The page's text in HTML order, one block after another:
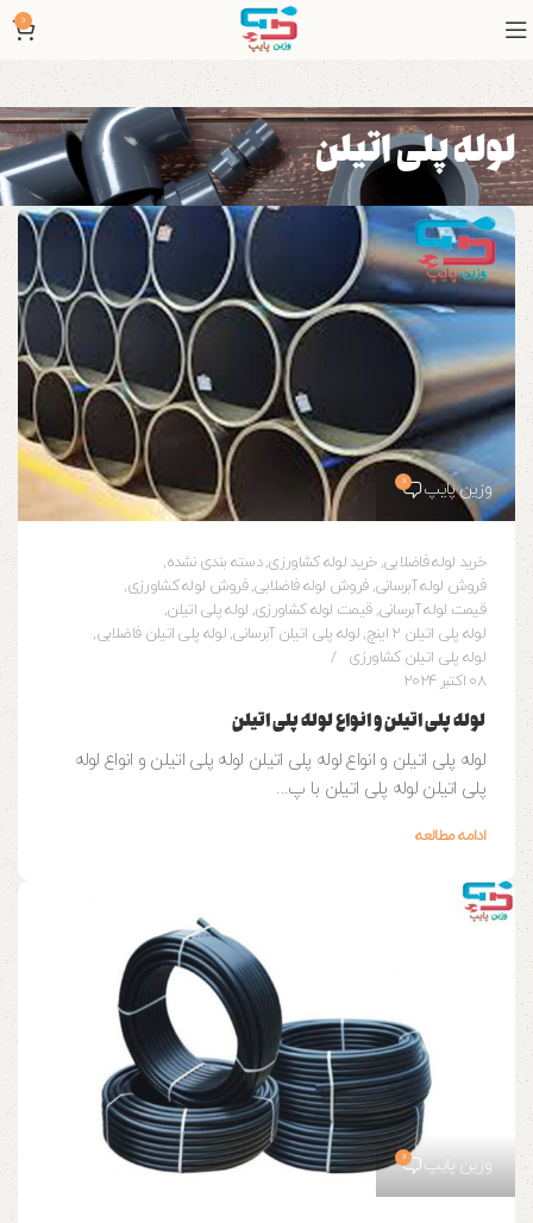
0
لوله پلی اتیلن
وزین پایپ 0
خرید لوله فاضلابی,خرید لوله کشاورزی,دسته بندی نشده,
فروش لوله آبرسانی,فروش لوله فاضلابی,فروش لوله کشاورزی,
قیمت لوله آبرسانی,قیمت لوله کشاورزی, لوله پلی اتیلن,
لوله پلی اتیلن 2 اینچ
, لوله پلی اتیلن آبرسانی,لوله پلی اتیلن فاضلابی,
لوله پلی اتیلن کشاورزی
08 اکتبر 2024
لوله پلی اتیلن و انواع لوله پلی اتیلن
لوله پلی اتیلن و انواع لوله پلی اتیلن لوله پلی اتیلن و انواع لوله
پلی اتیلن لوله پلی اتیلن با پ...
ادامه مطالعه
وزین پایپ 0